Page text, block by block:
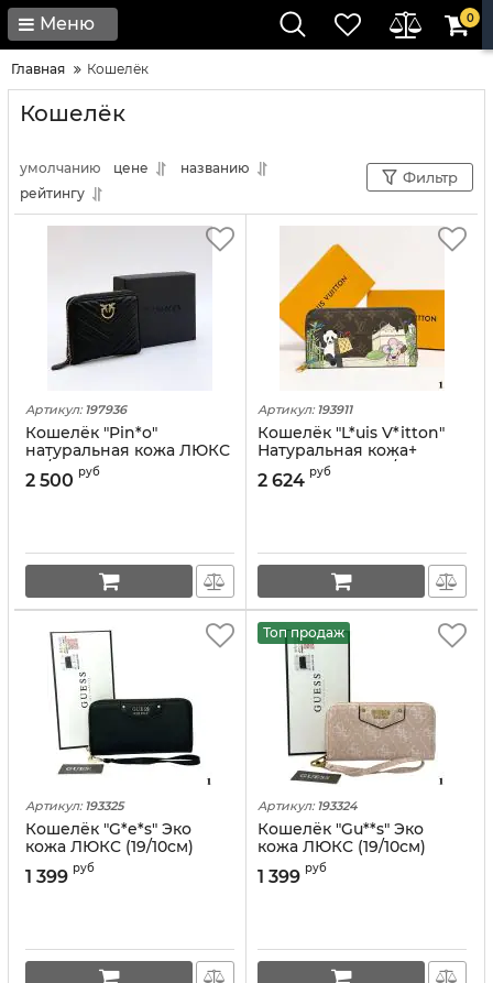
Меню 0
Главная Кошелёк
Кошелёк
умолчанию цене
названию
рейтингу
Фильтр
Артикул: 197936
Кошелёк "Pin*o"
натуральная кожа ЛЮКС
(12/10 см)
2 500 руб
Артикул: 193911
Кошелёк "L*uis V*itton"
Натуральная кожа+
Канва ЛЮКС (20/10 см)
2 624 руб
Артикул: 193325
Кошелёк "G*e*s" Эко
кожа ЛЮКC (19/10см)
1 399 руб
Топ продаж
Артикул: 193324
Кошелёк "Gu**s" Эко
кожа ЛЮКC (19/10см)
1 399 руб